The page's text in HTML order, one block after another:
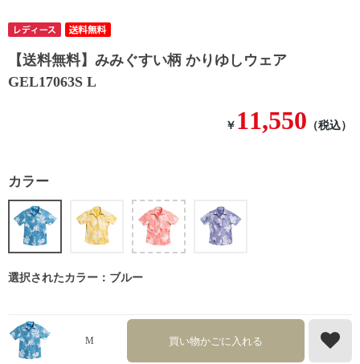
【送料無料】みみぐすい柄 かりゆしウェア
GEL17063S L
￥ 11,550 （税込）
カラー
選択されたカラー：ブルー
M 買い物かごに入れる